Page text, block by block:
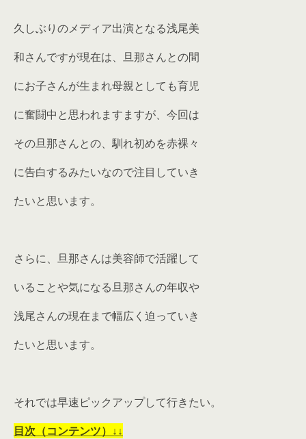
久しぶりのメディア出演となる浅尾美
和さんですが現在は、旦那さんとの間
にお子さんが生まれ母親としても育児
に奮闘中と思われますますが、今回は
その旦那さんとの、馴れ初めを赤裸々
に告白するみたいなので注目していき
たいと思います。
さらに、旦那さんは美容師で活躍して
いることや気になる旦那さんの年収や
浅尾さんの現在まで幅広く迫っていき
たいと思います。
それでは早速ピックアップして行きたい。
目次（コンテンツ）↓↓